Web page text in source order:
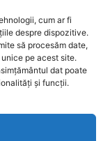
cum ar fi
despre dispozitive.
să procesăm date,
pe acest site.
dat poate
și funcții.
160
158
157
149